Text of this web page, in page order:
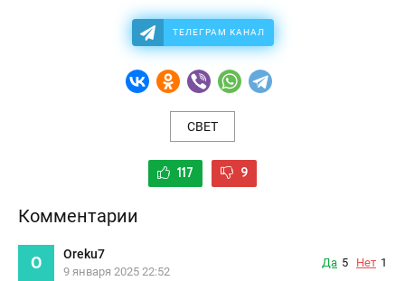
ТЕЛЕГРАМ КАНАЛ
СВЕТ
117 9
Комментарии
O Oreku7
9 января 2025 22:52
Да 5 Нет 1